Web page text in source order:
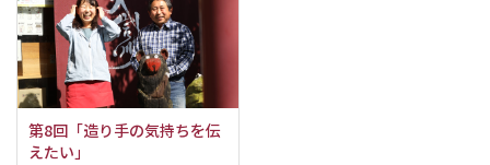
第8回「造り手の気持ちを伝
えたい」